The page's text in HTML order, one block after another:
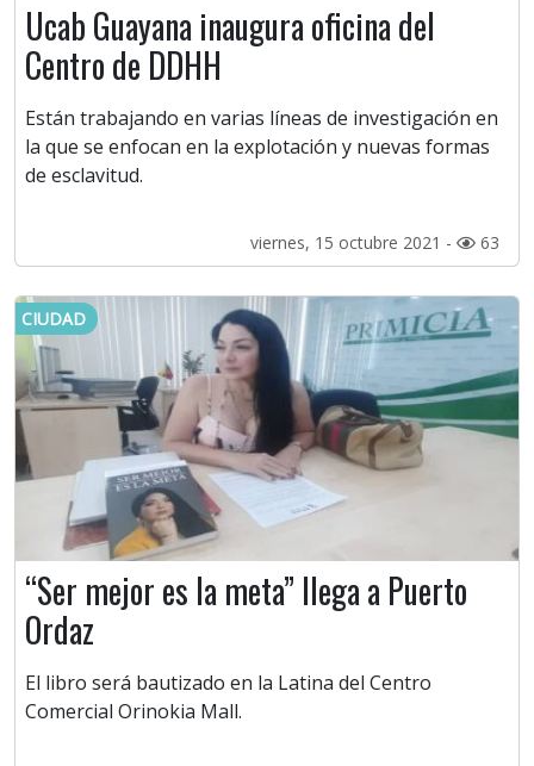
Ucab Guayana inaugura oficina del
Centro de DDHH
Están trabajando en varias líneas de investigación en
la que se enfocan en la explotación y nuevas formas
de esclavitud.
viernes, 15 octubre 2021 - 63
CIUDAD
“Ser mejor es la meta” llega a Puerto
Ordaz
El libro será bautizado en la Latina del Centro
Comercial Orinokia Mall.